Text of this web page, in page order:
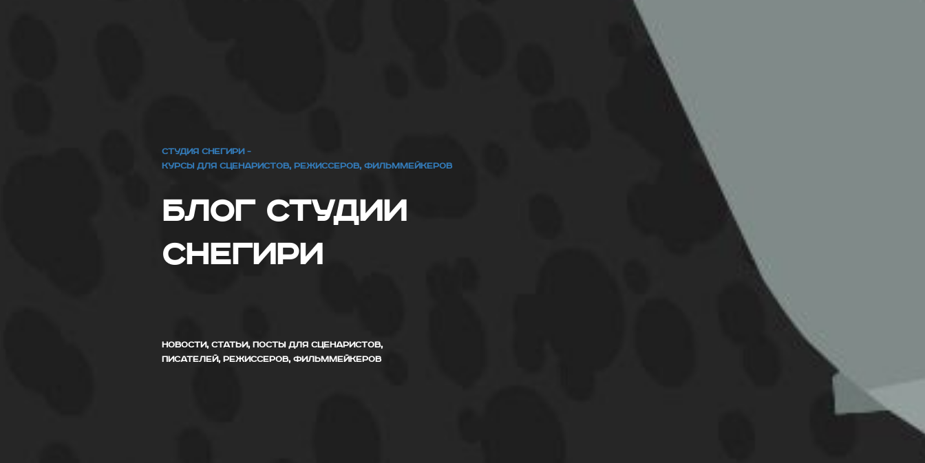
СТУДИЯ СНЕГИРИ -
КУРСЫ ДЛЯ СЦЕНАРИСТОВ, РЕЖИССЕРОВ, ФИЛЬММЕЙКЕРОВ
Блог Студии
Снегири
НОВОСТИ, СТАТЬИ, ПОСТЫ ДЛЯ СЦЕНАРИСТОВ,
ПИСАТЕЛЕЙ, РЕЖИССЕРОВ, ФИЛЬММЕЙКЕРОВ